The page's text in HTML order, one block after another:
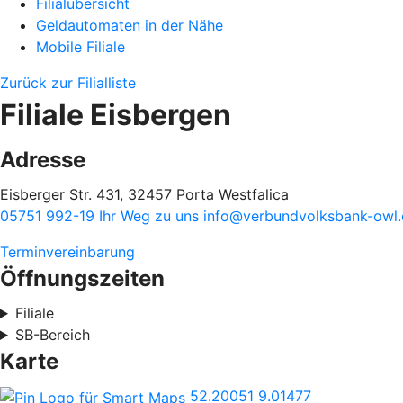
Filialübersicht
Geldautomaten in der Nähe
Mobile Filiale
Zurück zur Filialliste
Filiale Eisbergen
Adresse
Eisberger Str. 431, 32457 Porta Westfalica
05751 992-19 Ihr Weg zu uns info@verbundvolksbank-
Terminvereinbarung
Öffnungszeiten
Filiale
SB-Bereich
Karte
52.20051 9.01477